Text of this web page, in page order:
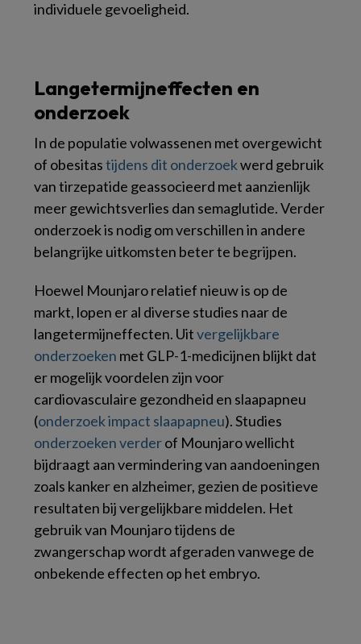
individuele gevoeligheid.
Langetermijneffecten en
onderzoek
In de populatie volwassenen met overgewicht
of obesitastijdens dit onderzoekwerd gebruik
van tirzepatide geassocieerd met aanzienlijk
meer gewichtsverlies dan semaglutide. Verder
onderzoek is nodig om verschillen in andere
belangrijke uitkomsten beter te begrijpen.
Hoewel Mounjaro relatief nieuw is op de
markt, lopen er al diverse studies naar de
langetermijneffecten. Uitvergelijkbare
onderzoeken met GLP-1-medicijnen blijkt dat
er mogelijk voordelen zijn voor
cardiovasculaire gezondheid en slaapapneu
(onderzoek impact slaapapneu). Studies
onderzoeken verderof Mounjaro wellicht
bijdraagt aan vermindering van aandoeningen
zoals kanker en alzheimer, gezien de positieve
resultaten bij vergelijkbare middelen. Het
gebruik van Mounjaro tijdens de
zwangerschap wordt afgeraden vanwege de
onbekende effecten op het embryo.